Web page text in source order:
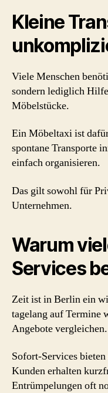
Kleine
Viele Menschen
sondern lediglich
Möbelstücke.
Ein Möbeltaxi ist
spontane Transporte
einfach organisieren.
Das gilt sowohl für
Unternehmen.
Warum
Services
Zeit ist in Berlin ein
tagelang auf Termine
Angebote vergleichen.
Sofort-Services
Kunden erhalten
Entrümpelungen oft